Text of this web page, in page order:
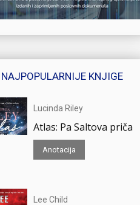
NAJPOPULARNIJE KNJIGE
Lucinda Riley
Atlas: Pa Saltova priča
Anotacija
Lee Child